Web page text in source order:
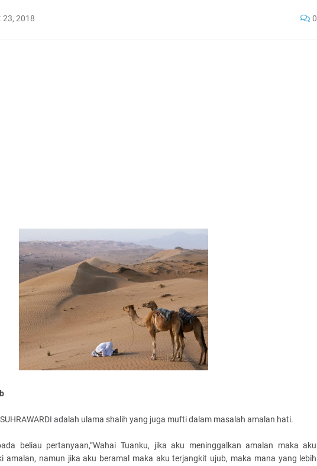
23, 2018 0
SUHRAWARDI adalah ulama shalih yang juga mufti dalam masalah amalan hati.
beliau pertanyaan,”Wahai Tuanku, jika aku meninggalkan amalan maka aku
amalan, namun jika aku beramal maka aku terjangkit ujub, maka mana yang lebih